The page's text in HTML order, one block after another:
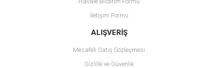
Ürün bilgilerinde hatalar bulunuyor.
Ürün fiyatı diğer sitelerden daha pahalı.
Bu ürüne benzer farklı alternatifler olmalı.
İletişim Formu
ALIŞVERİŞ
Mesafeli Satış Sözleşmesi
Gizlilik ve Güvenlik